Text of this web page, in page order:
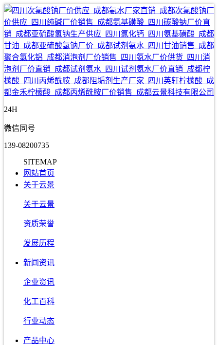
24H
微信同号
139-08200735
SITEMAP
网站首页
关于云景
关于云景
资质荣誉
发展历程
新闻资讯
企业资讯
化工百科
行业动态
产品中心